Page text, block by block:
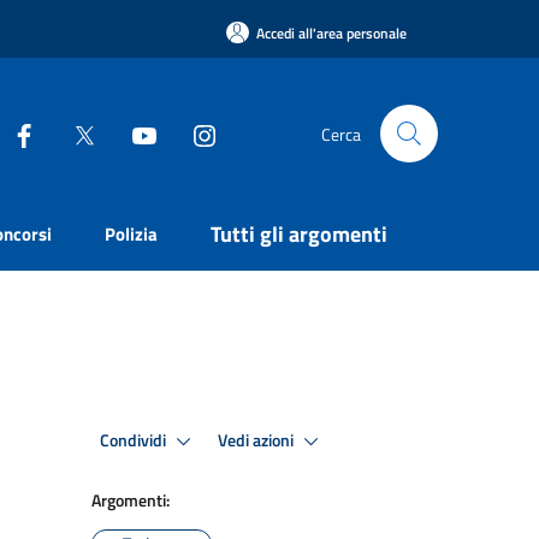
Accedi all'area personale
Cerca
Polizia Tutti gli argomenti
Condividi Vedi azioni
Argomenti: